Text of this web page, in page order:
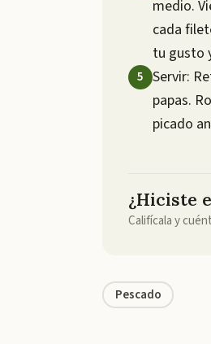
medio.
cada
tu gusto
Servir:
papas.
picado
¿Hiciste
Califícala y
Pescado